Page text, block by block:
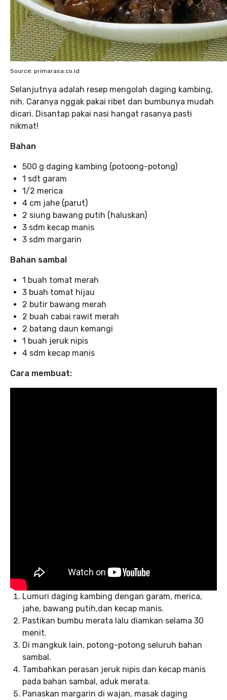
Source: primarasa.co.id
Selanjutnya adalah resep mengolah daging kambing,
nih. Caranya nggak pakai ribet dan bumbunya mudah
dicari. Disantap pakai nasi hangat rasanya pasti
nikmat!
Bahan
500 g daging kambing (potoong-potong)
1 sdt garam
1/2 merica
4 cm jahe (parut)
2 siung bawang putih (haluskan)
3 sdm kecap manis
3 sdm margarin
Bahan sambal
1 buah tomat merah
3 buah tomat hijau
2 butir bawang merah
2 buah cabai rawit merah
2 batang daun kemangi
1 buah jeruk nipis
4 sdm kecap manis
Cara membuat:
Lumuri daging kambing dengan garam, merica,
jahe, bawang putih,dan kecap manis.
Pastikan bumbu merata lalu diamkan selama 30
menit.
Di mangkuk lain, potong-potong seluruh bahan
sambal.
Tambahkan perasan jeruk nipis dan kecap manis
pada bahan sambal, aduk merata.
Panaskan margarin di wajan, masak daging